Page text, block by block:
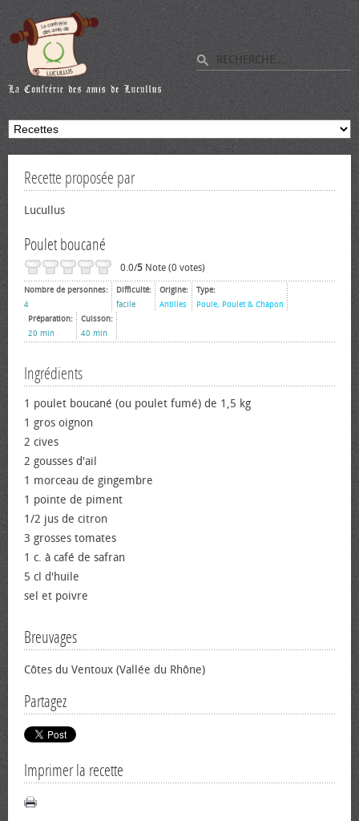
Recette proposée par
Lucullus
Poulet boucané
0.0/5 Note (0 votes)
Nombre de personnes:
4
Difficulté:
facile
Origine:
Antilles
Type:
Poule, Poulet & Chapon
Préparation:
20 min
Cuisson:
40 min
Ingrédients
1 poulet boucané (ou poulet fumé) de 1,5 kg
1 gros oignon
2 cives
2 gousses d'ail
1 morceau de gingembre
1 pointe de piment
1/2 jus de citron
3 grosses tomates
1 c. à café de safran
5 cl d'huile
sel et poivre
Breuvages
Côtes du Ventoux (Vallée du Rhône)
Partagez
Imprimer la recette